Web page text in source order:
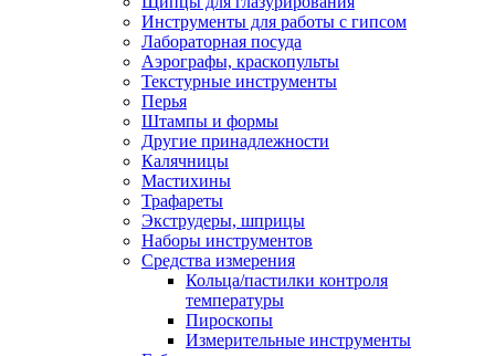
Инструменты для работы с гипсом
Лабораторная посуда
Аэрографы, краскопульты
Текстурные инструменты
Перья
Штампы и формы
Другие принадлежности
Калячницы
Мастихины
Трафареты
Экструдеры, шприцы
Наборы инструментов
Средства измерения
Кольца/пастилки контроля
температуры
Пироскопы
Измерительные инструменты